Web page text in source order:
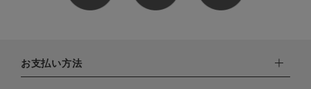
お支払い方法